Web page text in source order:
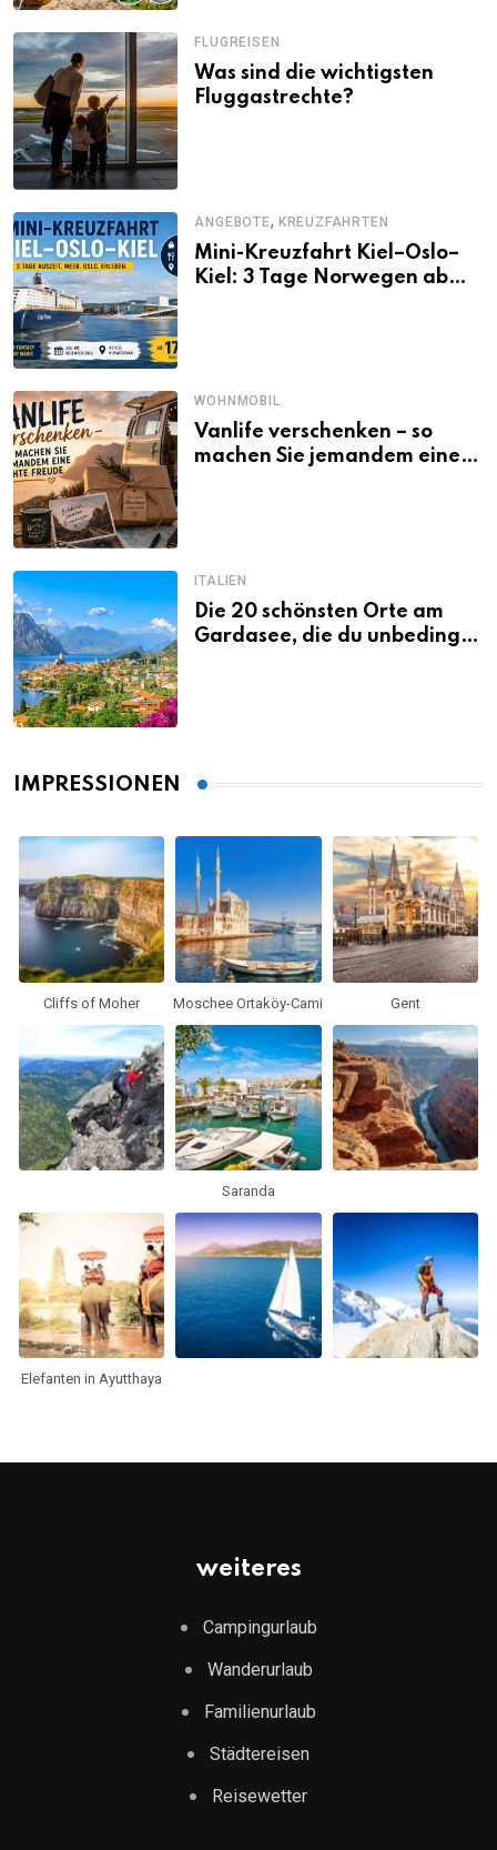
FLUGREISEN
Was sind die wichtigsten
Fluggastrechte?
ANGEBOTE, KREUZFAHRTEN
Mini-Kreuzfahrt Kiel–Oslo–
Kiel: 3 Tage Norwegen ab
WOHNMOBIL
Vanlife verschenken – so
machen Sie jemandem eine
ITALIEN
Die 20 schönsten Orte am
Gardasee, die du unbedingt
IMPRESSIONEN
Cliffs of Moher Moschee Ortaköy-Cami Gent
Saranda
Elefanten in Ayutthaya
weiteres
Campingurlaub
Wanderurlaub
Familienurlaub
Städtereisen
Reisewetter